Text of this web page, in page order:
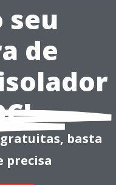
seu
de
basta
precisa